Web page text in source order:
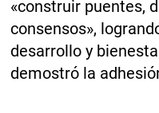
«construir puentes,
consensos»,
desarrollo y
demostró la